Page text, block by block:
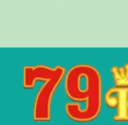
Trọng
Những
Ảnh
Hưởng
Quan
Trọng